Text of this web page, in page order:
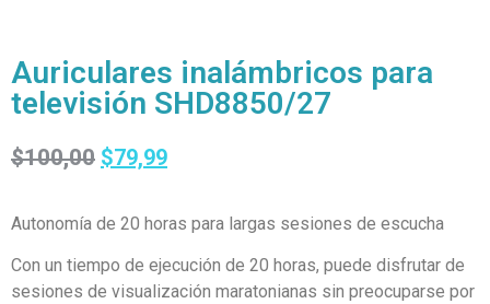
Auriculares inalámbricos para
televisión SHD8850/27
$100,00 $79,99
Autonomía de 20 horas para largas sesiones de escucha
Con un tiempo de ejecución de 20 horas, puede disfrutar de
sesiones de visualización maratonianas sin preocuparse por